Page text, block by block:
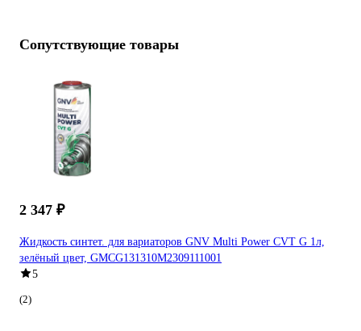
Сопутствующие товары
2 347 ₽
Жидкость синтет. для вариаторов GNV Multi Power CVT G 1л,
зелёный цвет, GMCG131310M2309111001
5
(2)